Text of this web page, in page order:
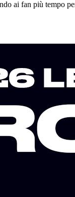
ai fan più tempo